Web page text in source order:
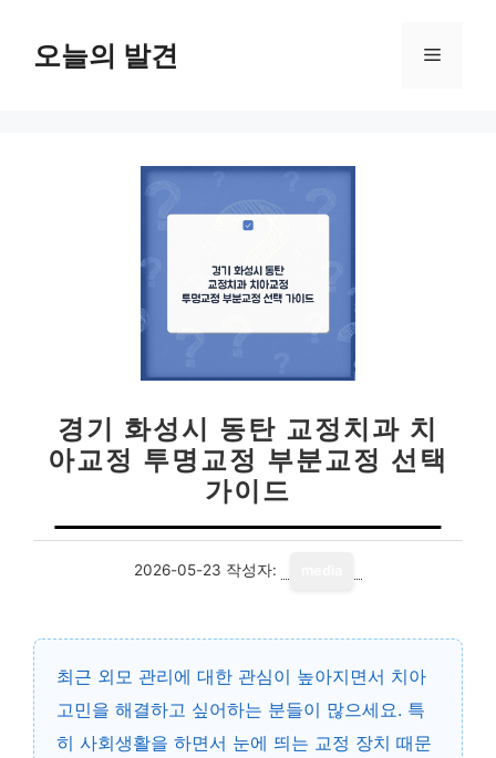
오늘의 발견 메
경기 화성시 동탄 교정치과 치
아교정 투명교정 부분교정 선택
가이드
2026-05-23 작성자:
최근 외모 관리에 대한 관심이 높아지면서 치아
고민을 해결하고 싶어하는 분들이 많으세요. 특
히 사회생활을 하면서 눈에 띄는 교정 장치 때문